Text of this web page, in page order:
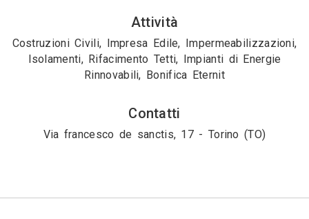
Attività
Costruzioni Civili, Impresa Edile, Impermeabilizzazioni,
Isolamenti, Rifacimento Tetti, Impianti di Energie
Rinnovabili, Bonifica Eternit
Contatti
Via francesco de sanctis, 17 - Torino (TO)